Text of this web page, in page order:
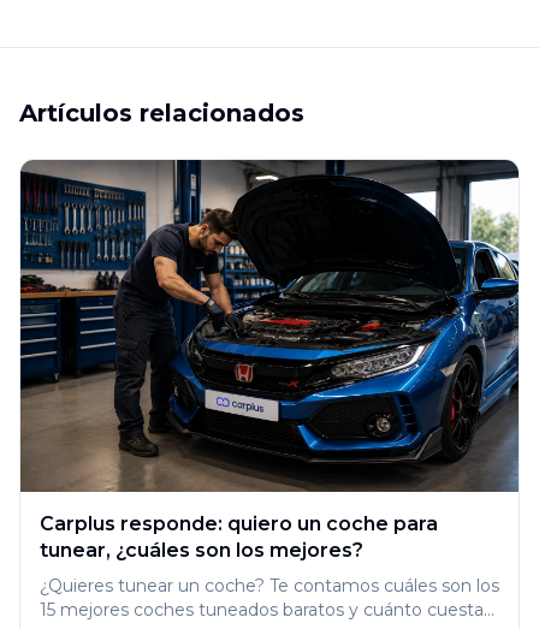
Artículos relacionados
Carplus responde: quiero un coche para
tunear, ¿cuáles son los mejores?
¿Quieres tunear un coche? Te contamos cuáles son los
15 mejores coches tuneados baratos y cuánto cuesta